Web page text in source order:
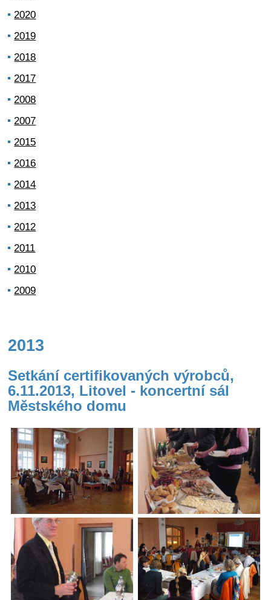
2020
2019
2018
2017
2008
2007
2015
2016
2014
2013
2012
2011
2010
2009
2013
Setkání certifikovaných výrobců,
6.11.2013, Litovel - koncertní sál
Městského domu